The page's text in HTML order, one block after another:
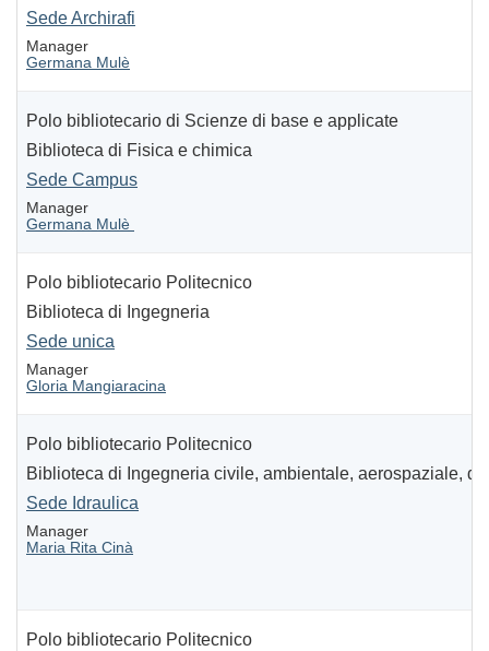
Sede Archirafi
Manager
Germana Mulè
Polo bibliotecario di Scienze di base e applicate
Biblioteca di Fisica e chimica
Sede Campus
Manager
Germana Mulè
Polo bibliotecario Politecnico
Biblioteca di Ingegneria
Sede unica
Manager
Gloria Mangiaracina
Polo bibliotecario Politecnico
Biblioteca di Ingegneria civile, ambientale, aerospaziale,
Sede Idraulica
Manager
Maria Rita Cinà
Polo bibliotecario Politecnico